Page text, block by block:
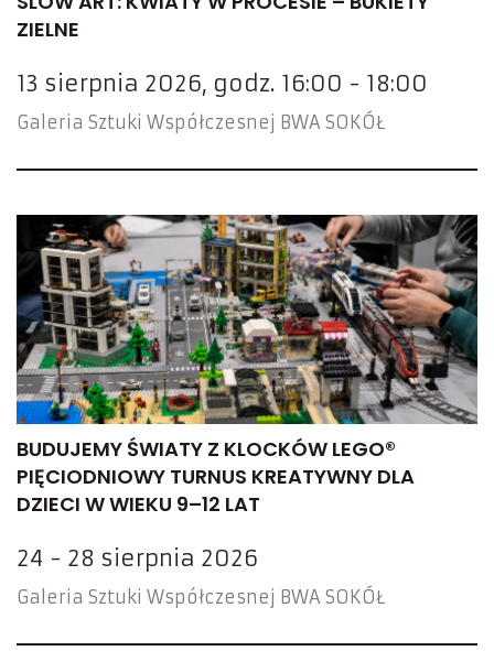
ZIELNE
13 sierpnia 2026, godz. 16:00 - 18:00
Galeria Sztuki Współczesnej BWA SOKÓŁ
BUDUJEMY ŚWIATY Z KLOCKÓW LEGO®
PIĘCIODNIOWY TURNUS KREATYWNY DLA
DZIECI W WIEKU 9–12 LAT
24 - 28 sierpnia 2026
Galeria Sztuki Współczesnej BWA SOKÓŁ